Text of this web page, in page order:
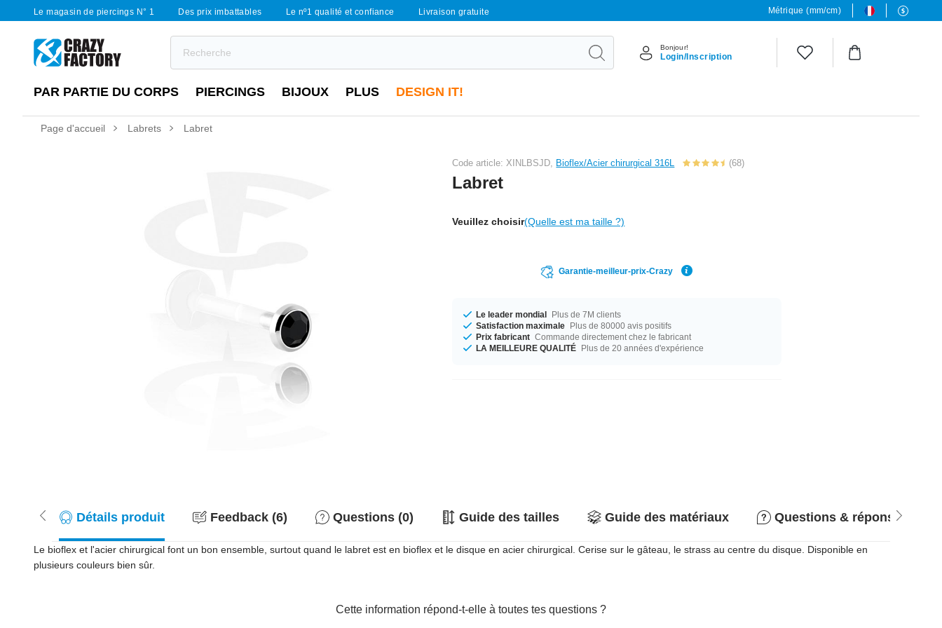
Le magasin de piercings N° 1 Des prix imbattables Le nº1 qualité et confiance Livraison gratuite Métrique (mm/cm)
Bonjour!
Login/Inscription
PAR PARTIE DU CORPS PIERCINGS BIJOUX PLUS DESIGN IT!
Page d'accueil Labrets Labret
Code article: XINLBSJD, Bioflex/Acier chirurgical 316L (68)
Labret
Veuillez choisir(Quelle est ma taille ?)
Garantie-meilleur-prix-Crazy
Le leader mondial Plus de 7M clients
Satisfaction maximale Plus de 80000 avis positifs
Prix fabricant Commande directement chez le fabricant
LA MEILLEURE QUALITÉ Plus de 20 années d'expérience
Détails produit Feedback (6) Questions (0) Guide des tailles Guide des matériaux Questions & réponses
Le bioflex et l'acier chirurgical font un bon ensemble, surtout quand le labret est en bioflex et le disque en acier chirurgical. Cerise sur le gâteau, le strass au centre du disque. Disponible en
plusieurs couleurs bien sûr.
Cette information répond-t-elle à toutes tes questions ?